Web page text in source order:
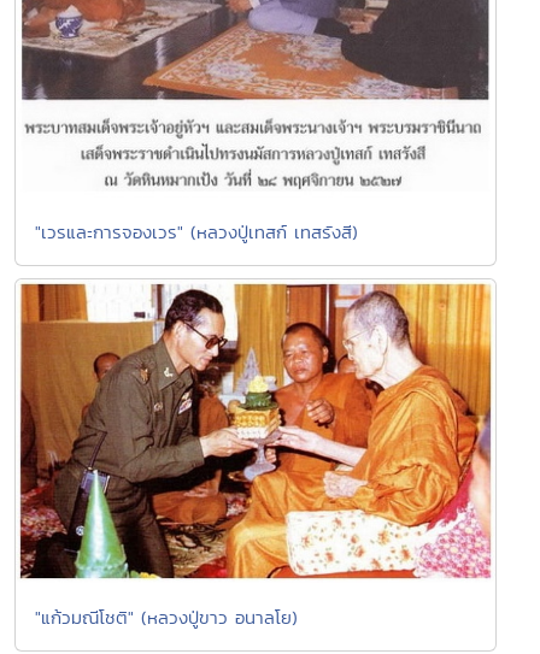
"เวรและการจองเวร" (หลวงปู่เทสก์ เทสรังสี)
"แก้วมณีโชติ" (หลวงปู่ขาว อนาลโย)